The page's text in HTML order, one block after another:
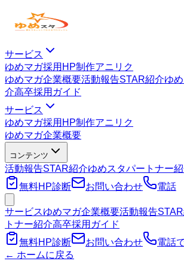
サービス
ゆめマガ採用HP制作アニリク
ゆめマガ企業概要活動報告STAR紹介ゆ
介高卒採用ガイド
サービス
ゆめマガ採用HP制作アニリク
ゆめマガ企業概要
コンテンツ
活動報告STAR紹介ゆめスタパートナー
無料HP診断
お問い合わせ 電話
サービスゆめマガ企業概要活動報告
トナー紹介高卒採用ガイド
無料HP診断
お問い合わせ
電話
← ホームに戻る